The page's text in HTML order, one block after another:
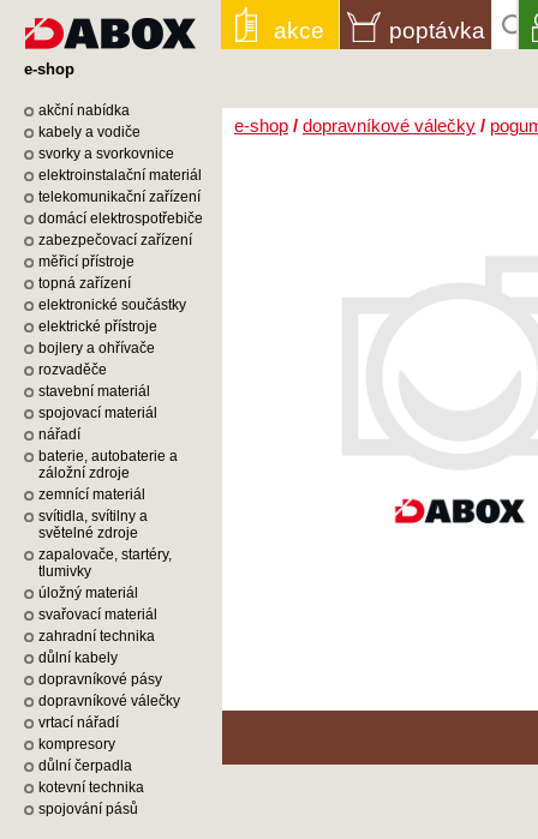
e-shop / dopravníkové válečky /
e-shop
akční nabídka
kabely a vodiče
svorky a svorkovnice
elektroinstalační materiál
telekomunikační zařízení
domácí elektrospotřebiče
zabezpečovací zařízení
měřicí přístroje
topná zařízení
elektronické součástky
elektrické přístroje
bojlery a ohřívače
rozvaděče
stavební materiál
spojovací materiál
nářadí
baterie, autobaterie a
záložní zdroje
zemnící materiál
svítidla, svítilny a
světelné zdroje
zapalovače, startéry,
tlumivky
úložný materiál
svařovací materiál
zahradní technika
důlní kabely
dopravníkové pásy
dopravníkové válečky
vrtací nářadí
kompresory
důlní čerpadla
kotevní technika
spojování pásů
akce poptávka